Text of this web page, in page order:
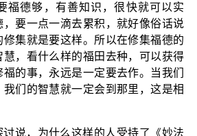
福德够，有善知识，很快就可以实
要一点一滴去累积，就好像俗话说
集就是要这样。所以在修集福德的
慧，看什么样的福田去种，可以获得
的事，永远是一定要去作。当我们
们的智慧就一定会到那里，这是相
说，为什么这样的人受持了《妙法